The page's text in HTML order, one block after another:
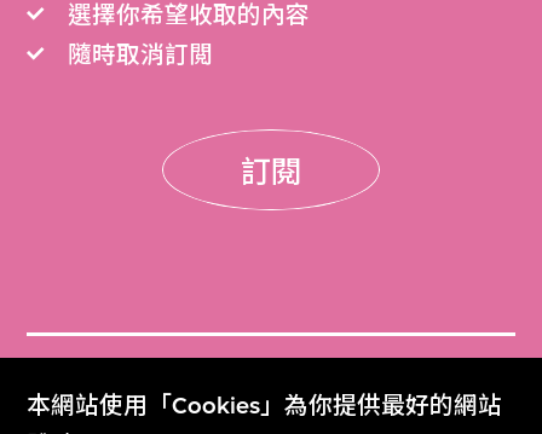
本網站使用「Cookies」為你提供最好的網站
選擇你希望收取的內容
隨時取消訂閲
訂閱
門票